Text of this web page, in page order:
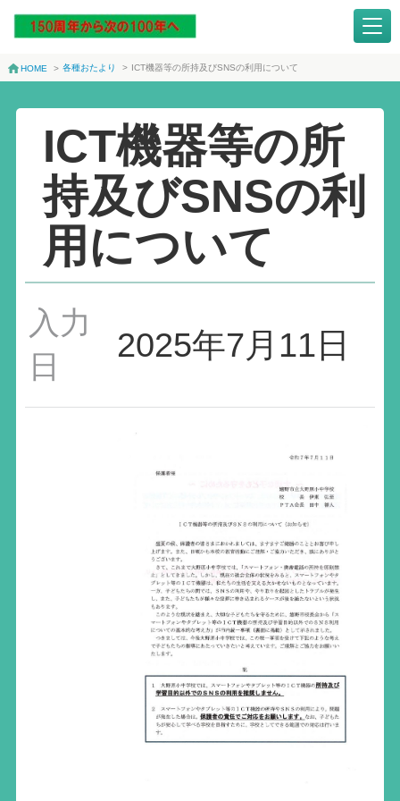
HOME > 各種おたより > ICT機器等の所持及びSNSの利用について
ICT機器等の所
持及びSNSの利
用について
入力
日
2025年7月11日